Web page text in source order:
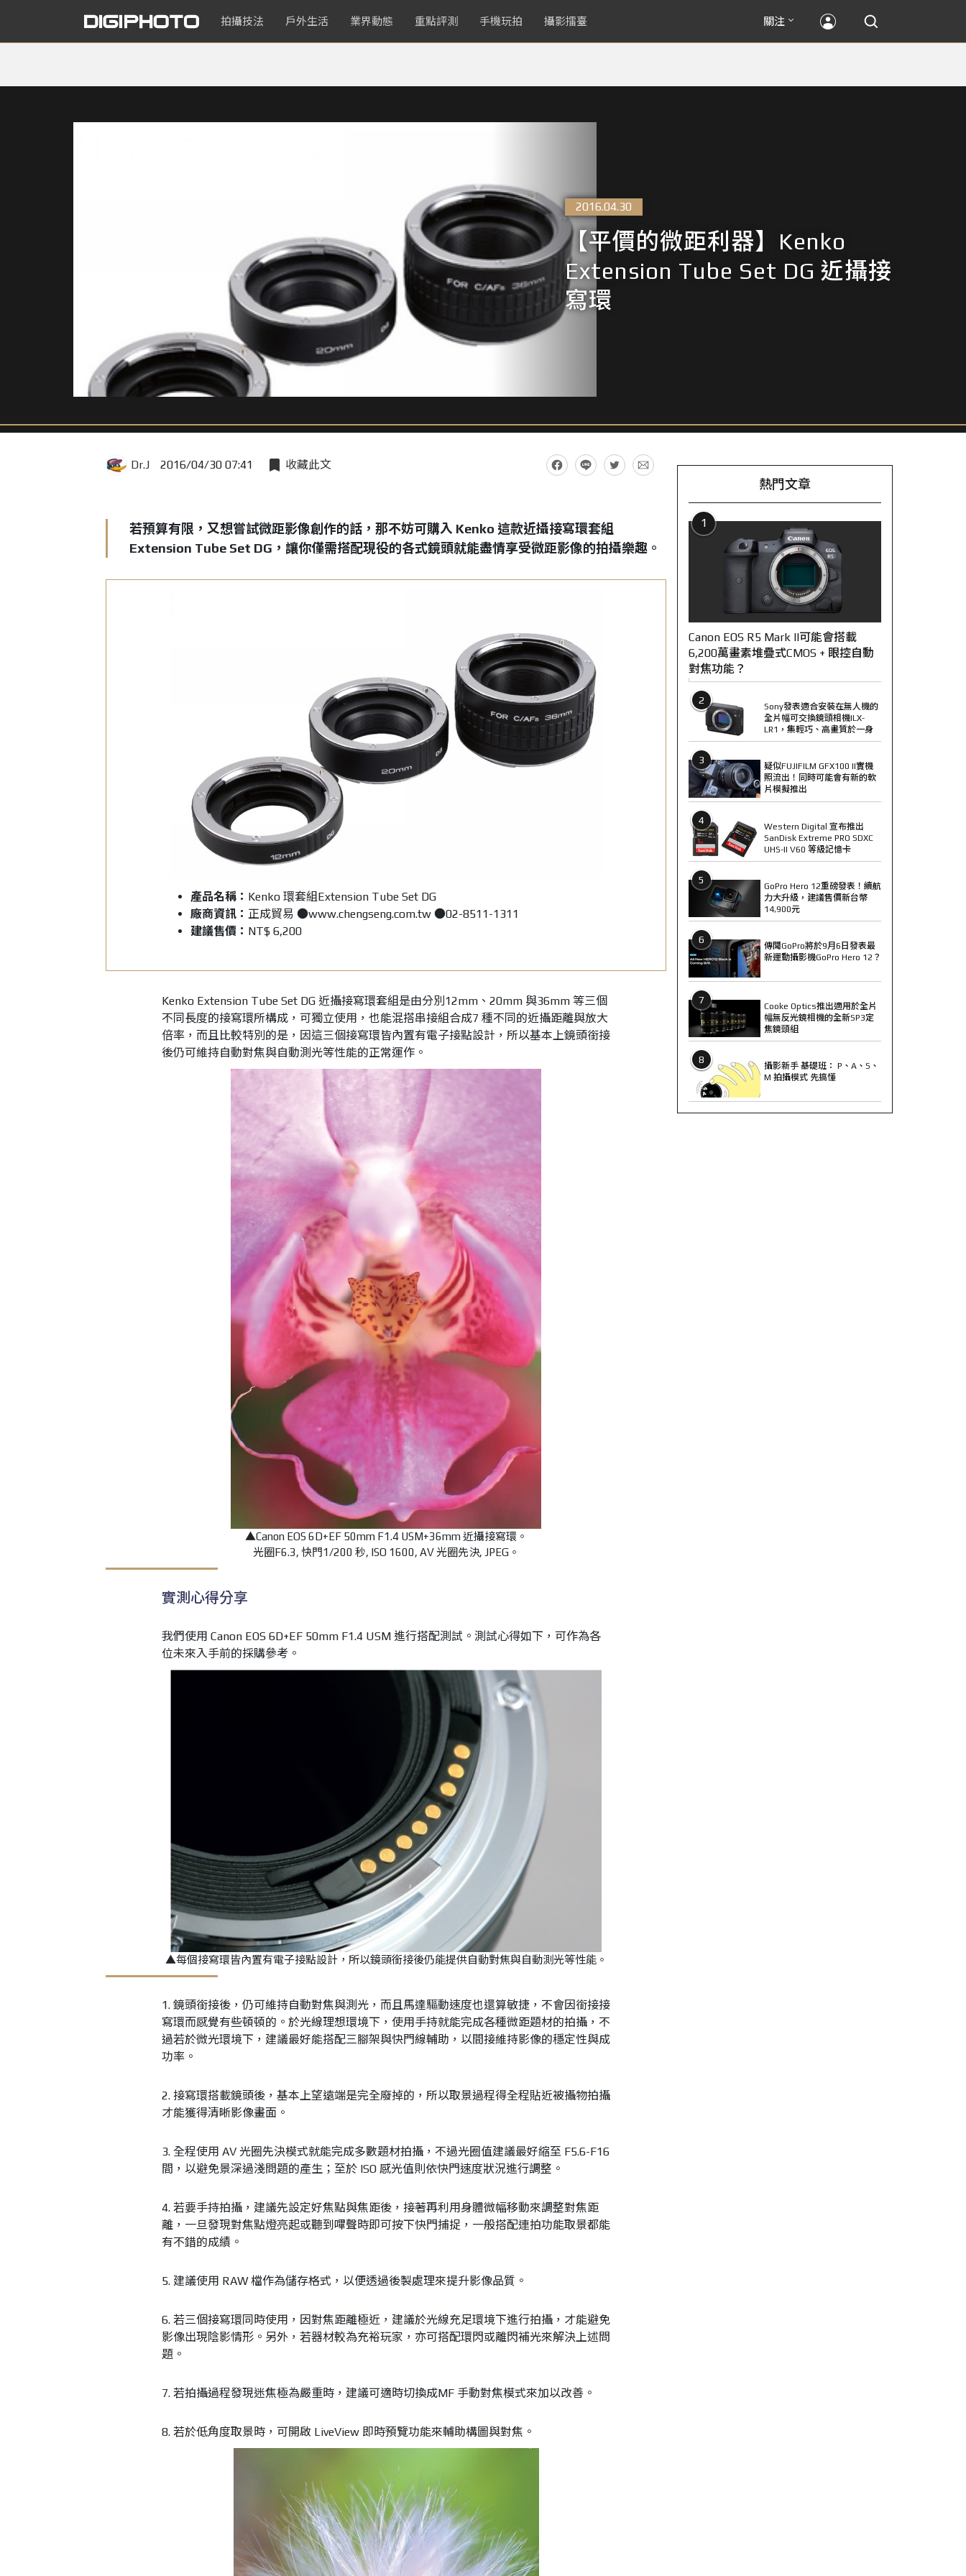
拍攝技法 戶外生活 業界動態 重點評測 手機玩拍 攝影擂臺 關注
2016.04.30
【平價的微距利器】Kenko
Extension Tube Set DG 近攝接
寫環
Dr.J 2016/04/30 07:41 收藏此文
若預算有限，又想嘗試微距影像創作的話，那不妨可購入 Kenko 這款近攝接寫環套組
Extension Tube Set DG，讓你僅需搭配現役的各式鏡頭就能盡情享受微距影像的拍攝樂趣。
產品名稱： Kenko 環套組Extension Tube Set DG
廠商資訊： 正成貿易 ●www.chengseng.com.tw ●02-8511-1311
建議售價： NT$ 6,200
Kenko Extension Tube Set DG 近攝接寫環套組是由分別12mm、20mm 與36mm 等三個
不同長度的接寫環所構成，可獨立使用，也能混搭串接組合成7 種不同的近攝距離與放大
倍率，而且比較特別的是，因這三個接寫環皆內置有電子接點設計，所以基本上鏡頭銜接
後仍可維持自動對焦與自動測光等性能的正常運作。
▲Canon EOS 6D+EF 50mm F1.4 USM+36mm 近攝接寫環。
光圈F6.3, 快門1/200 秒, ISO 1600, AV 光圈先決, JPEG。
實測心得分享
我們使用 Canon EOS 6D+EF 50mm F1.4 USM 進行搭配測試。測試心得如下，可作為各
位未來入手前的採購參考。
▲每個接寫環皆內置有電子接點設計，所以鏡頭銜接後仍能提供自動對焦與自動測光等性能。
1. 鏡頭銜接後，仍可維持自動對焦與測光，而且馬達驅動速度也還算敏捷，不會因銜接接
寫環而感覺有些頓頓的。於光線理想環境下，使用手持就能完成各種微距題材的拍攝，不
過若於微光環境下，建議最好能搭配三腳架與快門線輔助，以間接維持影像的穩定性與成
功率。
2. 接寫環搭載鏡頭後，基本上望遠端是完全廢掉的，所以取景過程得全程貼近被攝物拍攝
才能獲得清晰影像畫面。
3. 全程使用 AV 光圈先決模式就能完成多數題材拍攝，不過光圈值建議最好縮至 F5.6-F16
間，以避免景深過淺問題的產生；至於 ISO 感光值則依快門速度狀況進行調整。
4. 若要手持拍攝，建議先設定好焦點與焦距後，接著再利用身體微幅移動來調整對焦距
離，一旦發現對焦點燈亮起或聽到嗶聲時即可按下快門捕捉，一般搭配連拍功能取景都能
有不錯的成績。
5. 建議使用 RAW 檔作為儲存格式，以便透過後製處理來提升影像品質。
6. 若三個接寫環同時使用，因對焦距離極近，建議於光線充足環境下進行拍攝，才能避免
影像出現陰影情形。另外，若器材較為充裕玩家，亦可搭配環閃或離閃補光來解決上述問
題。
7. 若拍攝過程發現迷焦極為嚴重時，建議可適時切換成MF 手動對焦模式來加以改善。
8. 若於低角度取景時，可開啟 LiveView 即時預覽功能來輔助構圖與對焦。
熱門文章
1
Canon EOS R5 Mark II可能會搭載
6,200萬畫素堆疊式CMOS + 眼控自動
對焦功能？
2
Sony發表適合安裝在無人機的
全片幅可交換鏡頭相機ILX-
LR1，集輕巧、高畫質於一身
3
疑似FUJIFILM GFX100 II實機
照流出！同時可能會有新的軟
片模擬推出
4
Western Digital 宣布推出
SanDisk Extreme PRO SDXC
UHS-II V60 等級記憶卡
5
GoPro Hero 12重磅發表！續航
力大升級，建議售價新台幣
14,900元
6
傳聞GoPro將於9月6日發表最
新運動攝影機GoPro Hero 12？
7
Cooke Optics推出適用於全片
幅無反光鏡相機的全新SP3定
焦鏡頭組
8
攝影新手 基礎班： P、A、S、
M 拍攝模式 先搞懂